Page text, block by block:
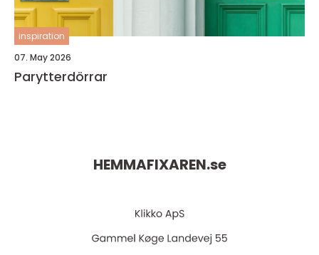
inspiration
07. May 2026
Parytterdörrar
HEMMAFIXAREN.se